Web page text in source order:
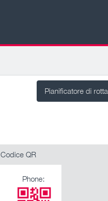
Pianificatore di rotta
Codice QR
Phone: